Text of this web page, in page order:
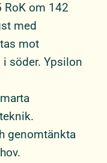
om 142
med
mot
söder. Ypsilon
genomtänkta